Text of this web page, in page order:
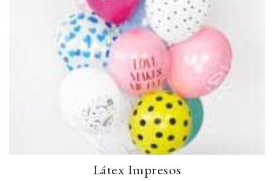
Látex Impresos